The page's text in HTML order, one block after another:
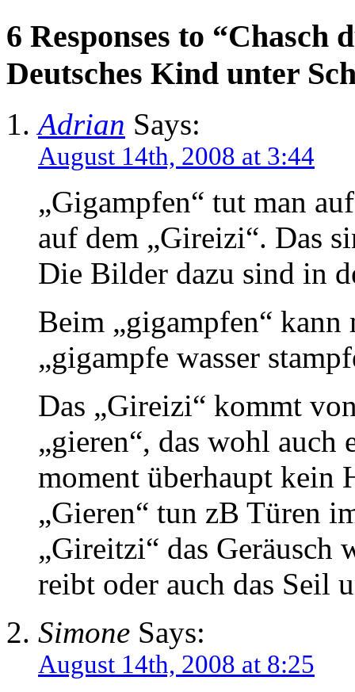
6 Responses to
Deutsches Kind unter
Adrian Says:
August 14th, 2008 at 3:44
„Gigampfen“ tut man
auf dem „Gireizi“. Das
Die Bilder dazu sind in
Beim „gigampfen“ kann
„gigampfe wasser
Das „Gireizi“ kommt
„gieren“, das wohl
moment überhaupt kein
„Gieren“ tun zB Türen
„Gireitzi“ das Geräusch
reibt oder auch das Seil
Simone Says:
August 14th, 2008 at 8:25